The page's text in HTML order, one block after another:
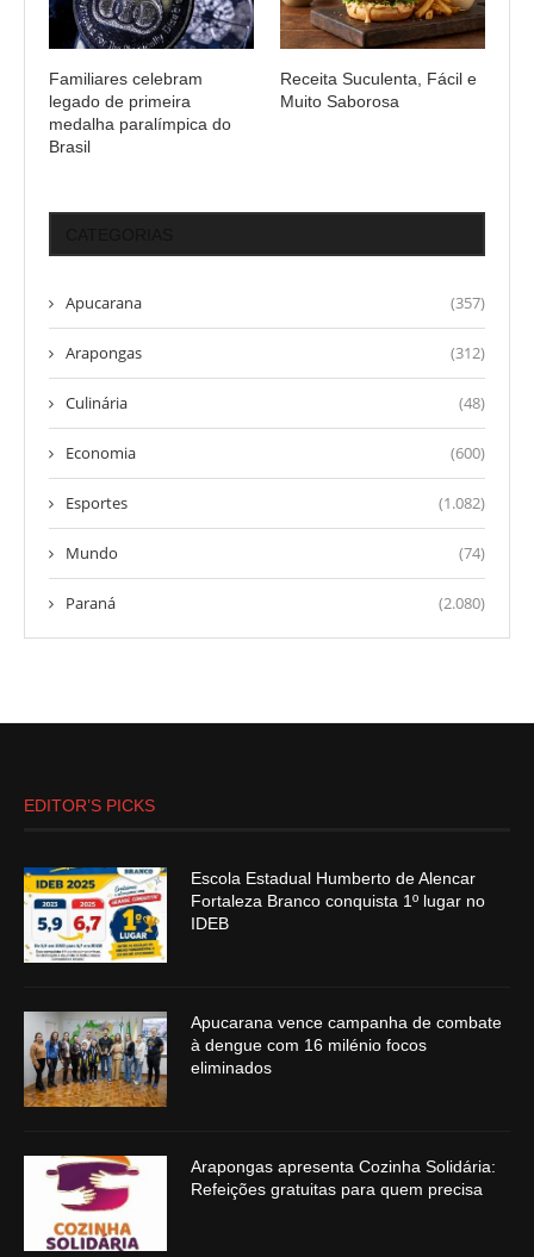
Familiares celebram
legado de primeira
medalha paralímpica do
Brasil
Receita Suculenta, Fácil e
Muito Saborosa
Apucarana (357)
Arapongas (312)
Culinária (48)
Economia (600)
Esportes (1.082)
Mundo (74)
Paraná (2.080)
EDITOR’S PICKS
Escola Estadual Humberto de Alencar
Fortaleza Branco conquista 1º lugar no
IDEB
Apucarana vence campanha de combate
à dengue com 16 milénio focos
eliminados
Arapongas apresenta Cozinha Solidária:
Refeições gratuitas para quem precisa